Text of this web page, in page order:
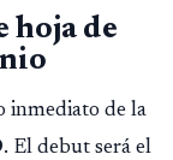
hoja de
inmediato de la
. El debut será el